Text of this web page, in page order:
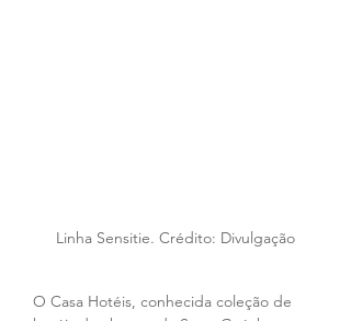
Linha Sensitie. Crédito: Divulgação
O Casa Hotéis, conhecida coleção de